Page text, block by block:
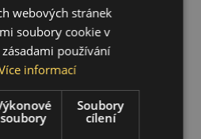
webových stránek
soubory cookie v
používání
informací
soubory
Soubory
cílení